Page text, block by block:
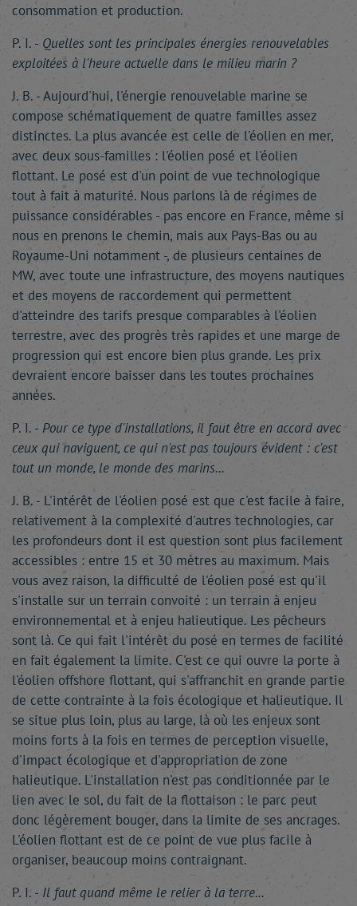
consommation et production.
P. I. - Quelles sont les principales énergies renouvelables
exploitées à l'heure actuelle dans le milieu marin ?
J. B. - Aujourd'hui, l'énergie renouvelable marine se
compose schématiquement de quatre familles assez
distinctes. La plus avancée est celle de l'éolien en mer,
avec deux sous-familles : l'éolien posé et l'éolien
flottant. Le posé est d'un point de vue technologique
tout à fait à maturité. Nous parlons là de régimes de
puissance considérables - pas encore en France, même si
nous en prenons le chemin, mais aux Pays-Bas ou au
Royaume-Uni notamment -, de plusieurs centaines de
MW, avec toute une infrastructure, des moyens nautiques
et des moyens de raccordement qui permettent
d'atteindre des tarifs presque comparables à l'éolien
terrestre, avec des progrès très rapides et une marge de
progression qui est encore bien plus grande. Les prix
devraient encore baisser dans les toutes prochaines
années.
P. I. - Pour ce type d'installations, il faut être en accord avec
ceux qui naviguent, ce qui n'est pas toujours évident : c'est
tout un monde, le monde des marins...
J. B. - L'intérêt de l'éolien posé est que c'est facile à faire,
relativement à la complexité d'autres technologies, car
les profondeurs dont il est question sont plus facilement
accessibles : entre 15 et 30 mètres au maximum. Mais
vous avez raison, la difficulté de l'éolien posé est qu'il
s'installe sur un terrain convoité : un terrain à enjeu
environnemental et à enjeu halieutique. Les pêcheurs
sont là. Ce qui fait l'intérêt du posé en termes de facilité
en fait également la limite. C'est ce qui ouvre la porte à
l'éolien offshore flottant, qui s'affranchit en grande partie
de cette contrainte à la fois écologique et halieutique. Il
se situe plus loin, plus au large, là où les enjeux sont
moins forts à la fois en termes de perception visuelle,
d'impact écologique et d'appropriation de zone
halieutique. L'installation n'est pas conditionnée par le
lien avec le sol, du fait de la flottaison : le parc peut
donc légèrement bouger, dans la limite de ses ancrages.
L'éolien flottant est de ce point de vue plus facile à
organiser, beaucoup moins contraignant.
P. I. - Il faut quand même le relier à la terre...